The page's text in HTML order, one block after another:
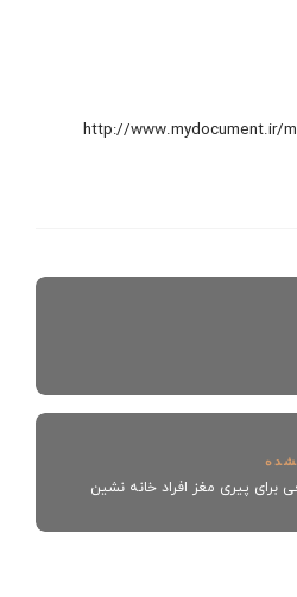
http://www.mydocument.ir/
برای پیری مغز افراد خانه نشین